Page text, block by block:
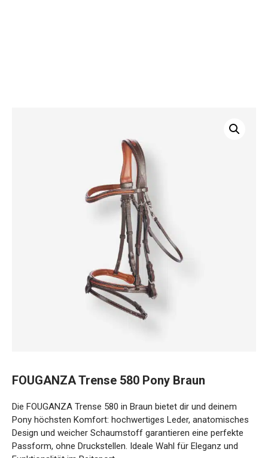
Pony höchsten Komfort: hochwertiges Leder,
anatomisches Design und weicher Schaumstoff
garantieren eine perfekte Passform, ohne Druckstellen.
Ideale Wahl für Eleganz und Funktionalität im Reitsport.